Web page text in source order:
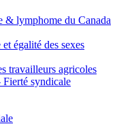
& lymphome du Canada
égalité des sexes
travailleurs agricoles
syndicale